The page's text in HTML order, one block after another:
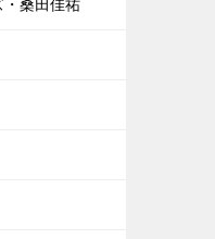
・桑田佳祐